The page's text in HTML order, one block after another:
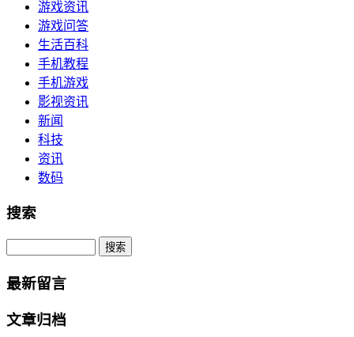
游戏资讯
游戏问答
生活百科
手机教程
手机游戏
影视资讯
新闻
科技
资讯
数码
搜索
Search
最新留言
文章归档